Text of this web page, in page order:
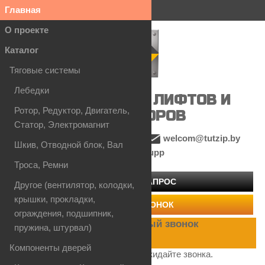
Вход на сайт
ЗАПЧАСТИ ДЛЯ ЛИФТОВ И
ЭСКАЛАТОРОВ
welcom@tutzip.by
SM-grupp
ОФОРМИТЬ ЗАПРОС
ЗАКАЗАТЬ ЗВОНОК
Заказать обратный звонок
Ваш заявка принята. Ожидайте звонка.
Главная
О проекте
Каталог
Тяговые системы
Лебедки
Ротор, Редуктор, Двигатель,
Статор, Электромагнит
Шкив, Отводной блок, Вал
Троса, Ремни
Другое (вентилятор, колодки,
крышки, прокладки,
ограждения, подшипник,
пружина, штурвал)
Компоненты дверей